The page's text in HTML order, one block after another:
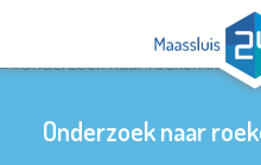
Onderzoek naar